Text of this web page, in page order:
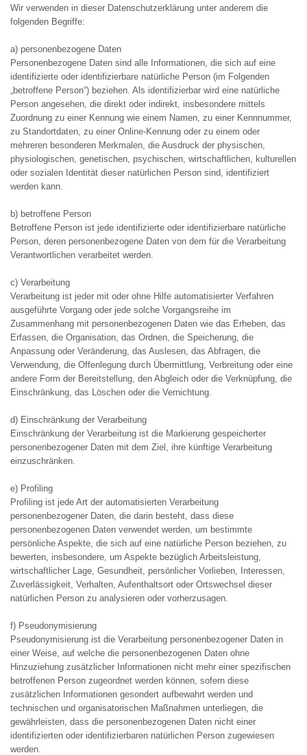
Wir verwenden in dieser Datenschutzerklärung unter anderem die
folgenden Begriffe:
a) personenbezogene Daten
Personenbezogene Daten sind alle Informationen, die sich auf eine
identifizierte oder identifizierbare natürliche Person (im Folgenden
„betroffene Person“) beziehen. Als identifizierbar wird eine natürliche
Person angesehen, die direkt oder indirekt, insbesondere mittels
Zuordnung zu einer Kennung wie einem Namen, zu einer Kennnummer,
zu Standortdaten, zu einer Online-Kennung oder zu einem oder
mehreren besonderen Merkmalen, die Ausdruck der physischen,
physiologischen, genetischen, psychischen, wirtschaftlichen, kulturellen
oder sozialen Identität dieser natürlichen Person sind, identifiziert
werden kann.
b) betroffene Person
Betroffene Person ist jede identifizierte oder identifizierbare natürliche
Person, deren personenbezogene Daten von dem für die Verarbeitung
Verantwortlichen verarbeitet werden.
c) Verarbeitung
Verarbeitung ist jeder mit oder ohne Hilfe automatisierter Verfahren
ausgeführte Vorgang oder jede solche Vorgangsreihe im
Zusammenhang mit personenbezogenen Daten wie das Erheben, das
Erfassen, die Organisation, das Ordnen, die Speicherung, die
Anpassung oder Veränderung, das Auslesen, das Abfragen, die
Verwendung, die Offenlegung durch Übermittlung, Verbreitung oder eine
andere Form der Bereitstellung, den Abgleich oder die Verknüpfung, die
Einschränkung, das Löschen oder die Vernichtung.
d) Einschränkung der Verarbeitung
Einschränkung der Verarbeitung ist die Markierung gespeicherter
personenbezogener Daten mit dem Ziel, ihre künftige Verarbeitung
einzuschränken.
e) Profiling
Profiling ist jede Art der automatisierten Verarbeitung
personenbezogener Daten, die darin besteht, dass diese
personenbezogenen Daten verwendet werden, um bestimmte
persönliche Aspekte, die sich auf eine natürliche Person beziehen, zu
bewerten, insbesondere, um Aspekte bezüglich Arbeitsleistung,
wirtschaftlicher Lage, Gesundheit, persönlicher Vorlieben, Interessen,
Zuverlässigkeit, Verhalten, Aufenthaltsort oder Ortswechsel dieser
natürlichen Person zu analysieren oder vorherzusagen.
f) Pseudonymisierung
Pseudonymisierung ist die Verarbeitung personenbezogener Daten in
einer Weise, auf welche die personenbezogenen Daten ohne
Hinzuziehung zusätzlicher Informationen nicht mehr einer spezifischen
betroffenen Person zugeordnet werden können, sofern diese
zusätzlichen Informationen gesondert aufbewahrt werden und
technischen und organisatorischen Maßnahmen unterliegen, die
gewährleisten, dass die personenbezogenen Daten nicht einer
identifizierten oder identifizierbaren natürlichen Person zugewiesen
werden.